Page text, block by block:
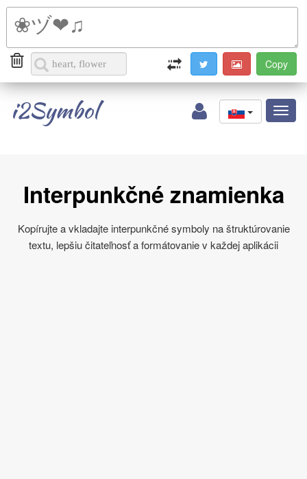
i2Symbol
Interpunkčné znamienka
Kopírujte a vkladajte interpunkčné symboly na štruktúrovanie
textu, lepšiu čitateľnosť a formátovanie v každej aplikácii